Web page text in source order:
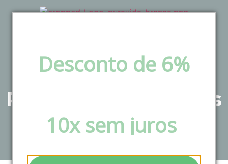
Desconto de 6%
10x sem juros
Principais campings
Pantanal